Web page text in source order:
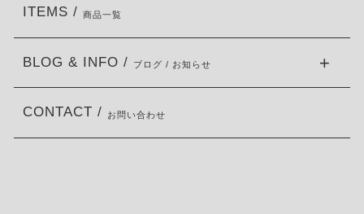
ITEMS / 商品一覧
BLOG & INFO / ブログ / お知らせ
CONTACT / お問い合わせ